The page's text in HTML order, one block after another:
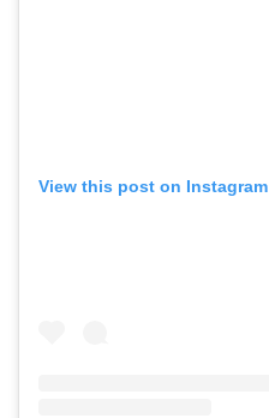
View this post on Instagram